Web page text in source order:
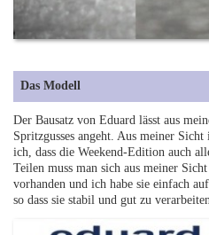
Das Modell
Der Bausatz von Eduard lässt aus
Spritzgusses angeht. Aus meiner
ich, dass die Weekend-Edition auch
Teilen muss man sich aus meiner
vorhanden und ich habe sie einfach
so dass sie stabil und gut zu